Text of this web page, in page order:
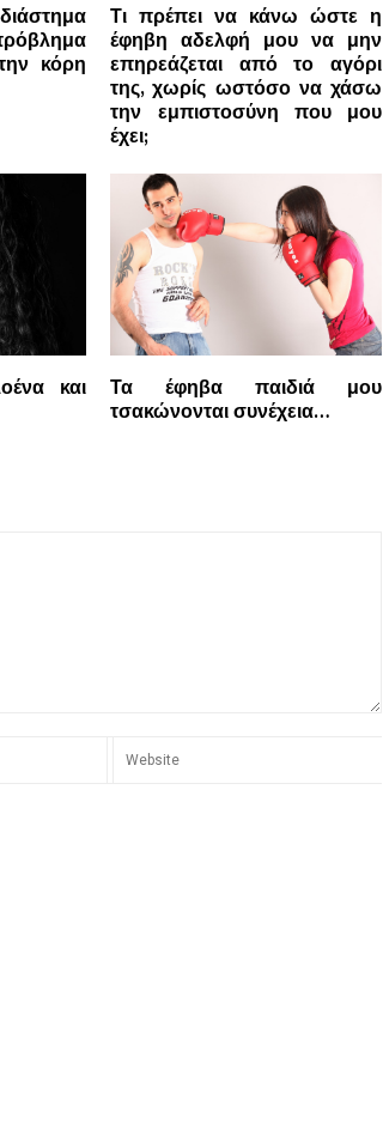
κόρη
Τι πρέπει να κάνω ώστε η
έφηβη αδελφή μου να μην
επηρεάζεται από το αγόρι
της, χωρίς ωστόσο να χάσω
την εμπιστοσύνη που μου
έχει;
και Τα έφηβα παιδιά μου
τσακώνονται συνέχεια…